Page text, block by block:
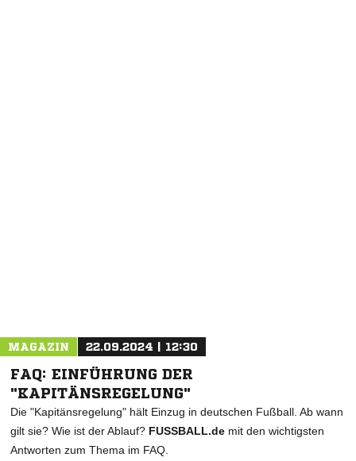
MAGAZIN 22.09.2024 | 12:30
FAQ: EINFÜHRUNG DER
"KAPITÄNSREGELUNG"
Die "Kapitänsregelung" hält Einzug in deutschen Fußball. Ab wann
gilt sie? Wie ist der Ablauf? FUSSBALL.de mit den wichtigsten
Antworten zum Thema im FAQ.